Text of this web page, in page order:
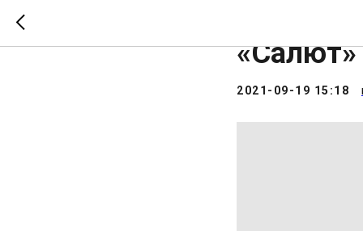
Пресс-
«Салют»
2021-09-19 15:18